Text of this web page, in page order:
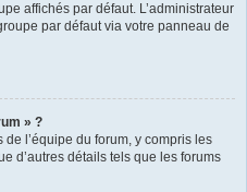
affichés par défaut. L’administrateur
par défaut via votre panneau de
» ?
l’équipe du forum, y compris les
d’autres détails tels que les forums